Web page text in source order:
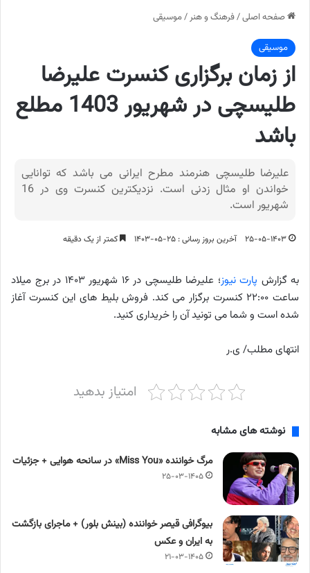
صفحه اصلی/فرهنگ و هنر/موسیقی
موسیقی
از زمان برگزاری کنسرت علیرضا
طلیسچی در شهریور 1403 مطلع
باشد
علیرضا طلیسچی هنرمند مطرح ایرانی می باشد که توانایی
خواندن او مثال زدنی است. نزدیکترین کنسرت وی در 16
شهریور است.
۲۵-۰۵-۱۴۰۳ آخرین بروز رسانی : ۲۵-۰۵-۱۴۰۳ کمتر از یک دقیقه
به گزارش پارت نیوز
؛ علیرضا طلیسچی در ۱۶ شهریور ۱۴۰۳ در برج میلاد
ساعت ۲۲:۰۰ کنسرت برگزار می کند. فروش بلیط های این کنسرت آغاز
شده است و شما می تونید آن را خریداری کنید.
انتهای مطلب/ ی.ر
امتیاز بدهید
نوشته های مشابه
مرگ خواننده «Miss You» در سانحه هوایی + جزئیات
۲۵-۰۳-۱۴۰۵
بیوگرافی قیصر خواننده (بینش بلور) + ماجرای بازگشت
به ایران و عکس
۲۱-۰۳-۱۴۰۵